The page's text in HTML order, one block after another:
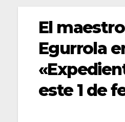
El
Egurrola
este 1 de